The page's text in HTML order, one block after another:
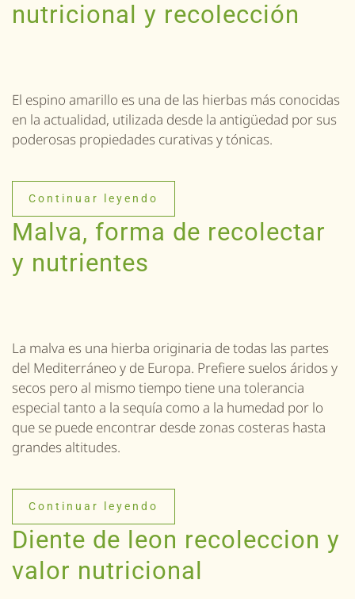
nutricional y recolección
El espino amarillo es una de las hierbas más conocidas
en la actualidad, utilizada desde la antigüedad por sus
poderosas propiedades curativas y tónicas.
Continuar leyendo
Malva, forma de recolectar
y nutrientes
La malva es una hierba originaria de todas las partes
del Mediterráneo y de Europa. Prefiere suelos áridos y
secos pero al mismo tiempo tiene una tolerancia
especial tanto a la sequía como a la humedad por lo
que se puede encontrar desde zonas costeras hasta
grandes altitudes.
Continuar leyendo
Diente de leon recoleccion y
valor nutricional